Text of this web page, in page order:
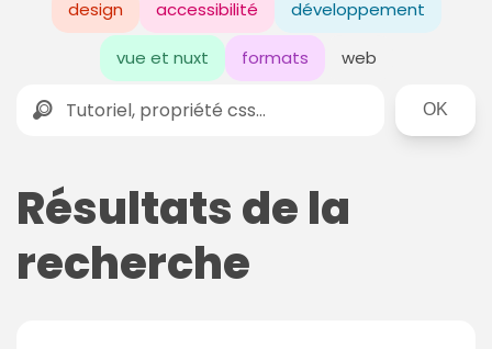
design accessibilité développement
vue et nuxt formats web
Rechercher
Résultats de la
recherche